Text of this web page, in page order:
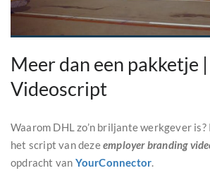
Meer dan een pakketje |
Videoscript
Waarom DHL zo’n briljante werkgever
het script van dezeemployer branding
opdracht van YourConnector.